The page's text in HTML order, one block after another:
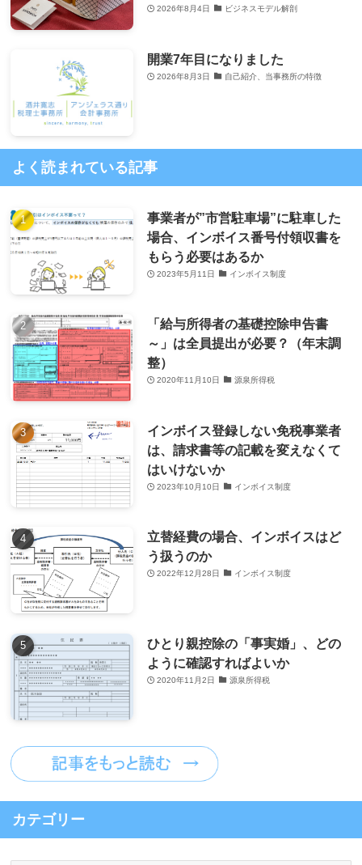
2026年8月4日 ビジネスモデル解剖
開業7年目になりました
2026年8月3日 自己紹介、当事務所の特徴
よく読まれている記事
事業者が”市営駐車場”に駐車した
場合、インボイス番号付領収書を
もらう必要はあるか
2023年5月11日 インボイス制度
「給与所得者の基礎控除申告書
～」は全員提出が必要？（年末調
整）
2020年11月10日 源泉所得税
インボイス登録しない免税事業者
は、請求書等の記載を変えなくて
はいけないか
2023年10月10日 インボイス制度
立替経費の場合、インボイスはど
う扱うのか
2022年12月28日 インボイス制度
ひとり親控除の「事実婚」、どの
ように確認すればよいか
2020年11月2日 源泉所得税
カテゴリー